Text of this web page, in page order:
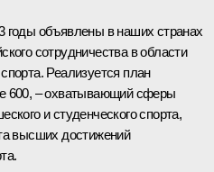
годы объявлены в наших странах
сотрудничества в области
Реализуется план
600, – охватывающий сферы
и студенческого спорта,
высших достижений